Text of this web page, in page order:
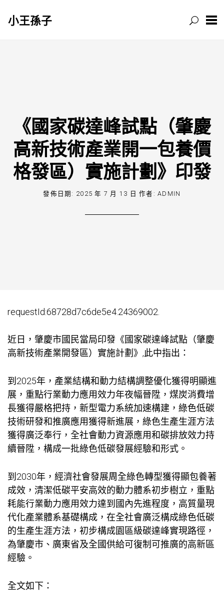
小王孫子
《國家碳達峰試點（肇慶
高新技術產業開一包養價
格發區）實施計劃》印發
發佈日期: 2025 年 7 月 13 日 作者:ADMIN
requestId:68728d7c6de5e4.24369002.
近日，肇慶市國民當局印發《國家碳達峰試點（肇慶
高新技術產業開發區）實施計劃》,此中指出：
到2025年，產業結構和動力結構調整優化獲得明顯進
展，重點行業動力應用效力年夜幅晉陞，煤炭消費增
長獲得嚴格把持，新型電力系統加速構建，綠色低碳
技術研發和推廣應用獲得新進展，綠色生產生涯方法
獲得廣泛奉行，全社會動力資源應用和碳排放效力持
續晉陞，構成一批綠色低碳發展經驗和形式。
到2030年，經濟社會發展周全綠色轉型獲得顯包養著
成效，清潔低碳平安高效的動力體系初步樹立，重點
耗能行業動力應用效力達到國內先進程度，高質量現
代化產業體系基礎構成，在全社會廣泛構成綠色低碳
的生產生涯方法，初步構成園區級碳達峰實現路徑，
為肇慶市、廣東省及全國供給可復制可推廣的高新區
經驗。
全文如下：